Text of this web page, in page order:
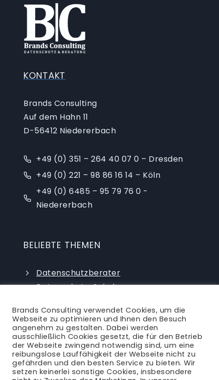
KONTAKT
Brands Consulting
Auf dem Hahn 11
D-56412 Niedererbach
+49 (0) 351 – 264 40 07 0 – Dresden
+49 (0) 221 – 98 86 16 14 – Köln
+49 (0) 6485 – 95 79 76 0 -
Niedererbach
BELIEBTE THEMEN
Datenschutzberater
Datenschutz-Schulungen
externer Datenschutzbeauftragter
Brands Consulting verwendet Cookies, um die
Webseite zu optimieren und Ihnen den Besuch
angenehm zu gestalten. Dabei werden
ausschließlich Cookies gesetzt, die für den Betrieb
der Webseite zwingend notwendig sind, um eine
reibungslose Lauffähigkeit der Webseite nicht zu
gefährden und den besten Service zu bieten. Wir
setzen keinerlei sonstige Cookies, insbesondere